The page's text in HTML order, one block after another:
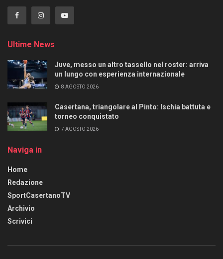
Ultime News
Juve, messo un altro tassello nel roster: arriva
un lungo con esperienza internazionale
8 AGOSTO 2026
Casertana, triangolare al Pinto: Ischia battuta e
torneo conquistato
7 AGOSTO 2026
Naviga in
Home
Redazione
SportCasertanoTV
Archivio
Scrivici